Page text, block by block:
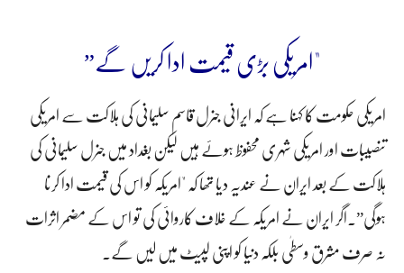
"امریکی بڑی قیمت ادا کریں گے”
امریکی حکومت کا کہنا ہے کہ ایرانی جنرل قاسم سلیمانی کی ہلاکت سے امریکی
تنصیبات اور امریکی شہری محفوظ ہوئے ہیں لیکن بغداد میں جنرل سلیمانی کی
ہلاکت کے بعد ایران نے عندیہ دیا تھا کہ "امریکہ کو اس کی قیمت ادا کرنا
ہوگی”۔اگر ایران نے امریکہ کے خلاف کاروائی کی تو اس کے مضمر اثرات
نہ صرف مشرق وسطٰی بلکہ دنیا کو اپنی لپیٹ میں لیں گے۔